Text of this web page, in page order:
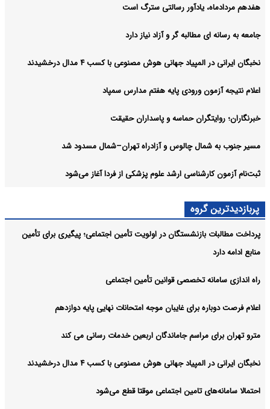
هفدهم مردادماه، یادآور رسالتی سترگ است
جامعه به رسانه ای مطالبه گر و آزاد نیاز دارد
نخبگان ایرانی در المپیاد جهانی هوش مصنوعی با کسب ۴ مدال درخشیدند
اعلام نتیجه آزمون ورودی پایه هفتم مدارس سمپاد
خبرنگاران؛ روایتگران حماسه و پاسداران حقیقت
مسیر جنوب به شمال چالوس و آزادراه تهران–شمال مسدود شد
ثبت‌نام‌ آزمون کارشناسی ارشد علوم پزشکی از فردا آغاز می‌شود
پربازدیدترین گروه
پرداخت مطالبات بازنشستگان در اولویت تأمین اجتماعی؛ پیگیری برای تأمین
منابع ادامه دارد
راه اندازی سامانه تخصصی قوانین تأمین اجتماعی
اعلام فرصت دوباره برای غایبان موجه امتحانات نهایی پایه دوازدهم
مترو تهران برای مراسم جاماندگان اربعین خدمات رسانی می کند
نخبگان ایرانی در المپیاد جهانی هوش مصنوعی با کسب ۴ مدال درخشیدند
احتمالا سامانه‌های تامین اجتماعی موقتا قطع می‌شود